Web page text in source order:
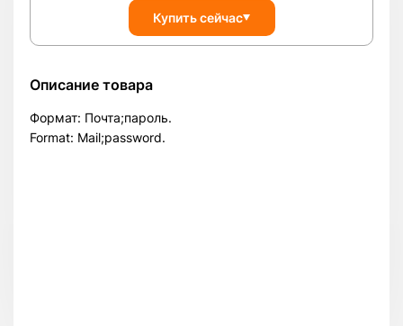
Купить сейчас
Описание товара
Формат: Почта;пароль.
Format: Mail;password.